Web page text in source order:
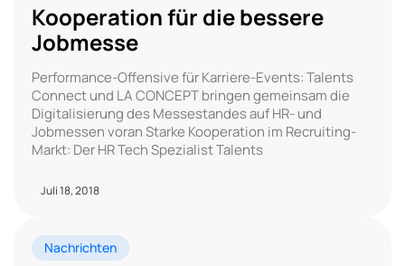
Kooperation für die bessere
Jobmesse
Performance-Offensive für Karriere-Events: Talents
Connect und LA CONCEPT bringen gemeinsam die
Digitalisierung des Messestandes auf HR- und
Jobmessen voran Starke Kooperation im Recruiting-
Markt: Der HR Tech Spezialist Talents
Juli 18, 2018
Nachrichten